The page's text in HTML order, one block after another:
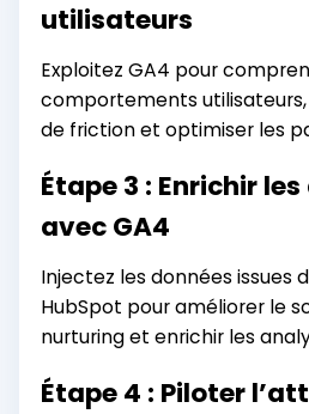
utilisateurs
Exploitez GA4 pour
comportements
de friction et optimiser les
Étape 3 : Enrichir
avec GA4
Injectez les données issues
HubSpot pour améliorer le
nurturing et enrichir les
Étape 4 : Piloter